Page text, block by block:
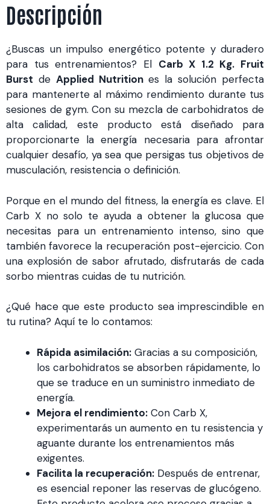
Descripción
¿Buscas un impulso energético potente y duradero
para tus entrenamientos? El Carb X 1.2 Kg. Fruit
Burst de Applied Nutritiones la solución perfecta
para mantenerte al máximo rendimiento durante tus
sesiones de gym. Con su mezcla de carbohidratos de
alta calidad, este producto está diseñado para
proporcionarte la energía necesaria para afrontar
cualquier desafío, ya sea que persigas tus objetivos de
musculación, resistencia o definición.
Porque en el mundo del fitness, la energía es clave. El
Carb X no solo te ayuda a obtener la glucosa que
necesitas para un entrenamiento intenso, sino que
también favorece la recuperación post-ejercicio. Con
una explosión de sabor afrutado, disfrutarás de cada
sorbo mientras cuidas de tu nutrición.
¿Qué hace que este producto sea imprescindible en
tu rutina? Aquí te lo contamos:
Rápida asimilación: Gracias a su composición,
los carbohidratos se absorben rápidamente, lo
que se traduce en un suministro inmediato de
energía.
Mejora el rendimiento: Con Carb X,
experimentarás un aumento en tu resistencia y
aguante durante los entrenamientos más
exigentes.
Facilita la recuperación: Después de entrenar,
es esencial reponer las reservas de glucógeno.